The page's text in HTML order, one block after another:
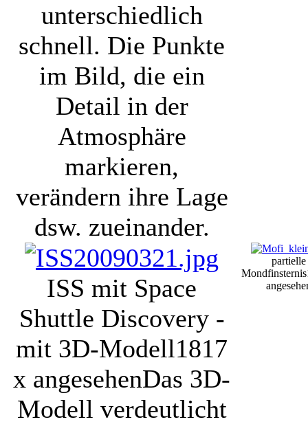
unterschiedlich
schnell. Die Punkte
im Bild, die ein
Detail in der
Atmosphäre
markieren,
verändern ihre Lage
dsw. zueinander.
ISS mit Space
Shuttle Discovery -
mit 3D-Modell1817
x angesehenDas 3D-
Modell verdeutlicht
partielle
Mondfinsternis